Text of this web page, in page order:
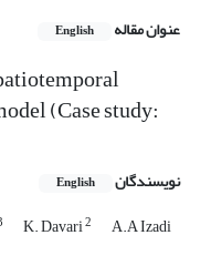
عنوان مقاله English
(Case study:
نویسندگان English
K. Davari2 A.A Izadi